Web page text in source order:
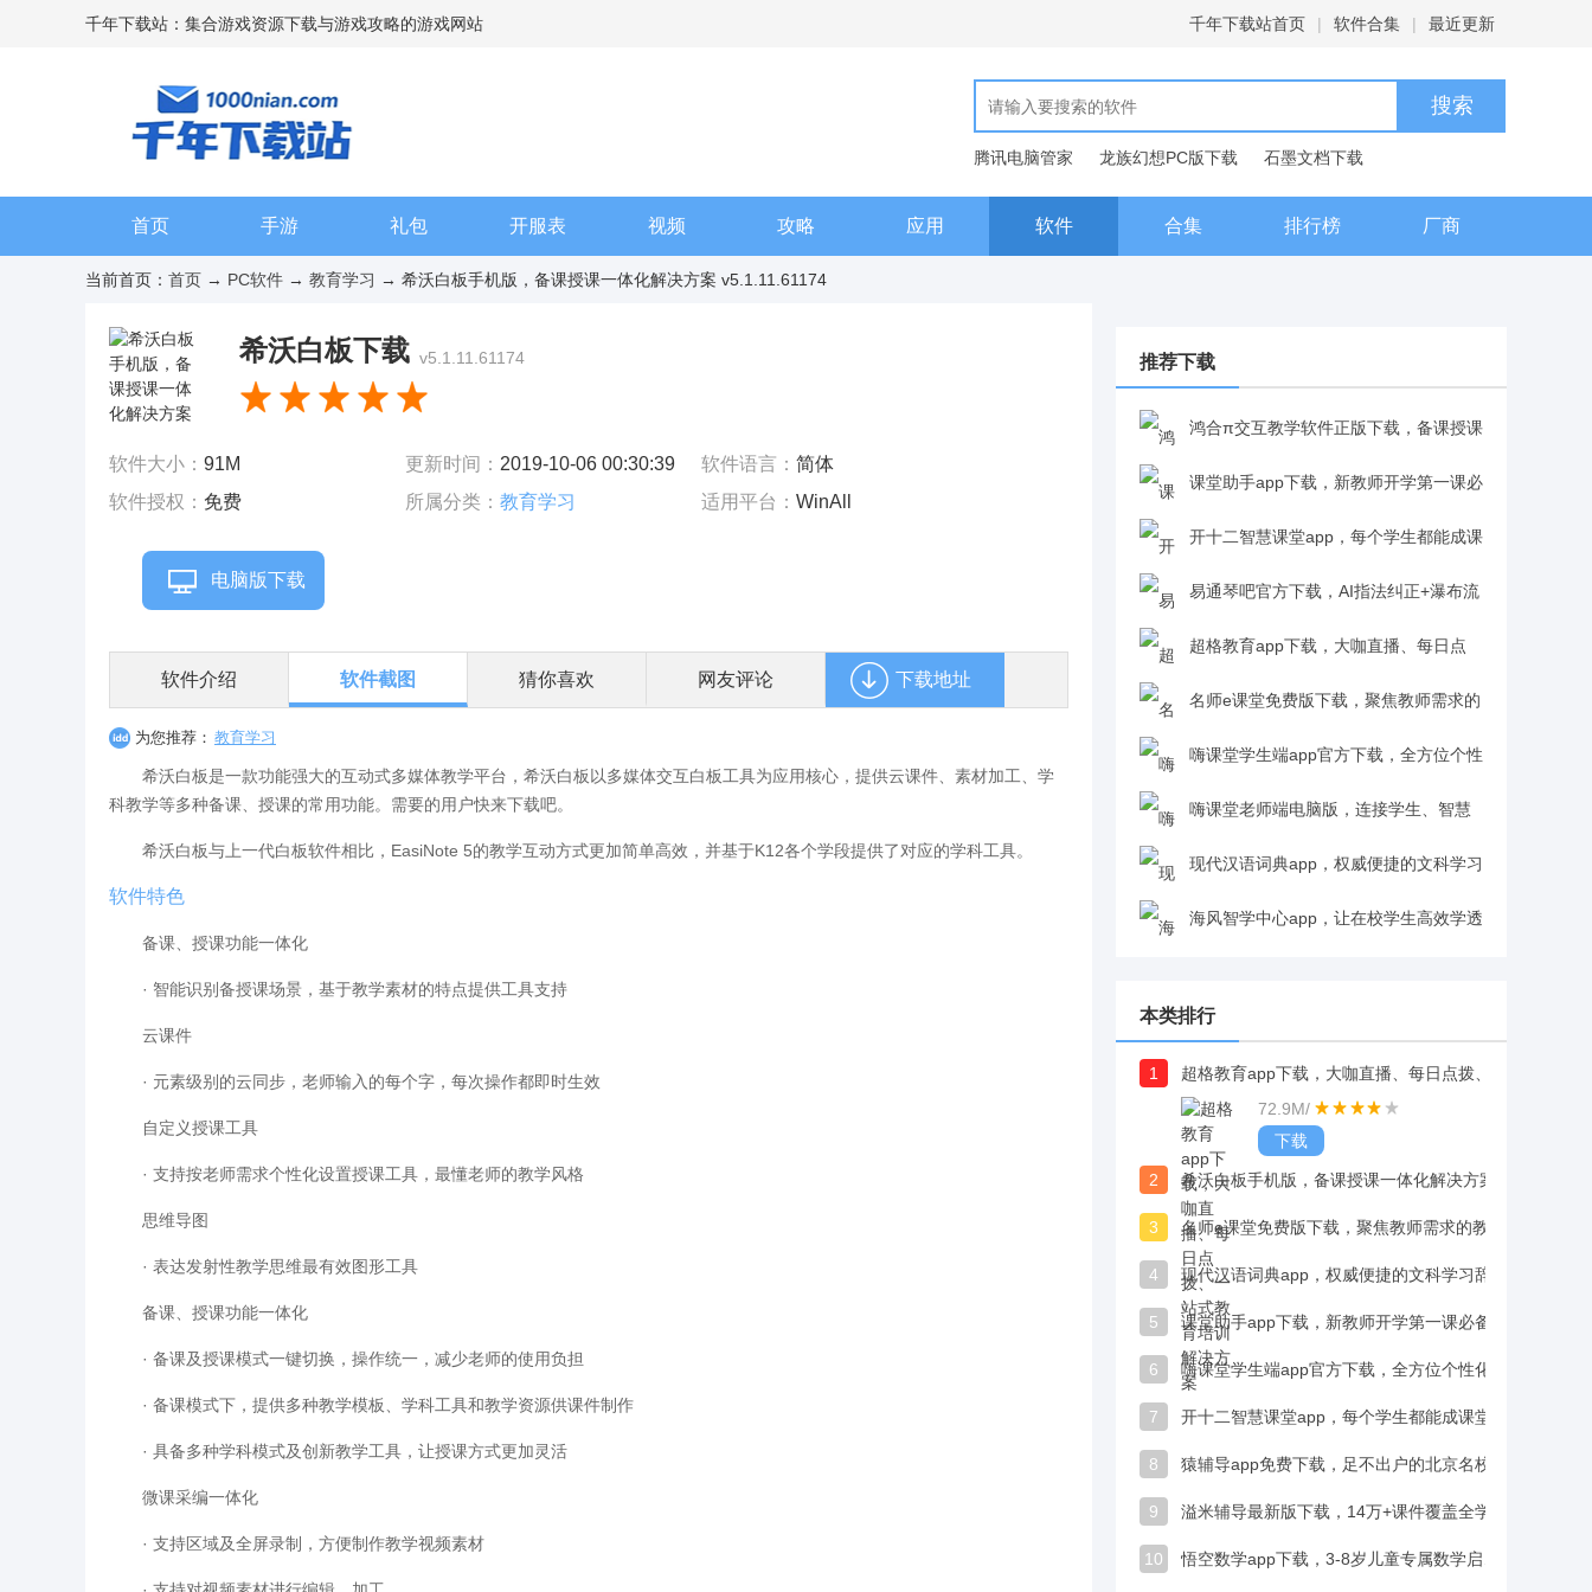
千年下载站：集合游戏资源下载与游戏攻略的游戏网站 千年下载站首页 | 软件合集 | 最近更新
腾讯电脑管家 龙族幻想PC版下载
石墨文档下载
现代汉语词典下载
百度输入法下载
首页 手游 礼包 开服表 视频 攻略 应用 软件 合集 排行榜 厂商
当前首页： 首页 → PC软件 → 教育学习 → 希沃白板手机版，备课授课一体化解决方案 v5.1.11.61174
希沃白板下载 v5.1.11.61174
软件大小： 91M 更新时间： 2019-10-06 00:30:39 软件语言： 简体
软件授权： 免费 所属分类： 教育学习 适用平台： WinAll
电脑版下载
软件介绍 软件截图 猜你喜欢 网友评论 下载地址
为您推荐： 教育学习
希沃白板是一款功能强大的互动式多媒体教学平台，希沃白板以多媒体交互白板工具为应用核心，提供云课件、素材加工、学
科教学等多种备课、授课的常用功能。需要的用户快来下载吧。
希沃白板与上一代白板软件相比，EasiNote 5的教学互动方式更加简单高效，并基于K12各个学段提供了对应的学科工具。
软件特色
备课、授课功能一体化
· 智能识别备授课场景，基于教学素材的特点提供工具支持
云课件
· 元素级别的云同步，老师输入的每个字，每次操作都即时生效
自定义授课工具
· 支持按老师需求个性化设置授课工具，最懂老师的教学风格
思维导图
· 表达发射性教学思维最有效图形工具
备课、授课功能一体化
· 备课及授课模式一键切换，操作统一，减少老师的使用负担
· 备课模式下，提供多种教学模板、学科工具和教学资源供课件制作
· 具备多种学科模式及创新教学工具，让授课方式更加灵活
微课采编一体化
· 支持区域及全屏录制，方便制作教学视频素材
推荐下载
鸿合π交互教学软件正版下载，备课授课
一站式解决v8.3.0
课堂助手app下载，新教师开学第一课必
备神器v3.0开十二智慧课堂app，每个学生都能成课
堂主角v2.0.8易通琴吧官方下载，AI指法纠正+瀑布流
跟弹v1.2超格教育app下载，大咖直播、每日点
拨、一站式教育培训解决方案v1.0.0
名师e课堂免费版下载，聚焦教师需求的
教育应用v1.0.0.9
嗨课堂学生端app官方下载，全方位个性
化辅导、助你攻克学习难关v2.3.0.0
嗨课堂老师端电脑版，连接学生、智慧
教学、兼职授课的得力助手v2.3.0.0
现代汉语词典app，权威便捷的文科学习
辞典v3.4.0海风智学中心app，让在校学生高效学透
本类排行
1
72.9M/
下载
2 希沃白板手机版，备课授课一体化解决方案
3
4 现代汉语词典app，权威便捷的文科学习辞典
5
6
7
8
9 溢米辅导最新版下载，14万+课件覆盖全学科
10